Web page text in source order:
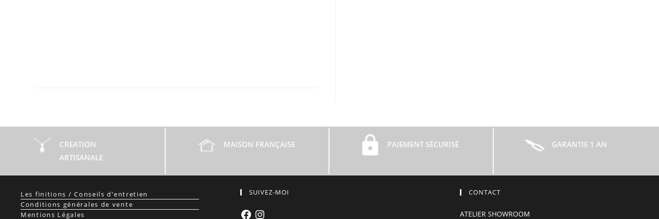
CREATION
ARTISANALE
MAISON FRANÇAISE PAIEMENT SÉCURISÉ GARANTIE 1 AN
Les finitions / Conseils d’entretien
Conditions générales de vente
Mentions Légales
SUIVEZ-MOI
FacebookInstagram
CONTACT
ATELIER SHOWROOM